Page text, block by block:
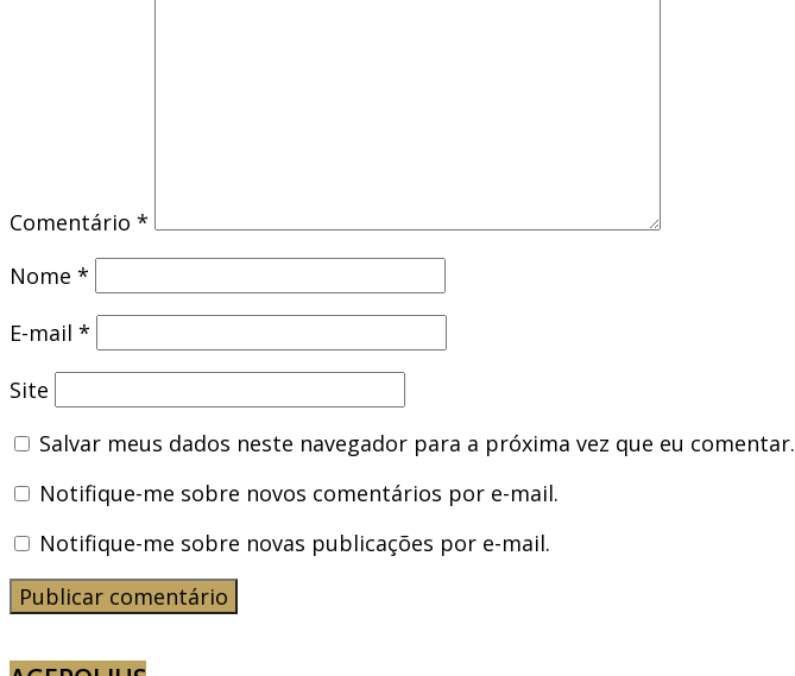
Comentário *
Nome *
E-mail *
Site
Salvar meus dados neste navegador para a próxima vez que eu comentar.
Notifique-me sobre novos comentários por e-mail.
Notifique-me sobre novas publicações por e-mail.